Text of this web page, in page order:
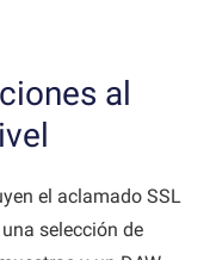
al
el aclamado SSL
selección de